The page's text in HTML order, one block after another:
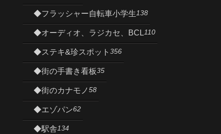
◆フラッシャー自転車小学生138
◆オーディオ、ラジカセ、BCL110
◆ステキ&珍スポット 356
◆街の手書き看板35
◆街のカナモノ58
◆エゾパン62
◆駅舎134